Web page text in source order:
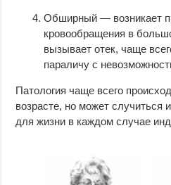
Обширный — возникает
кровообращения в
вызывает отек, чаще
параличу с
Патология чаще всего
возрасте, но может случиться
для жизни в каждом случае